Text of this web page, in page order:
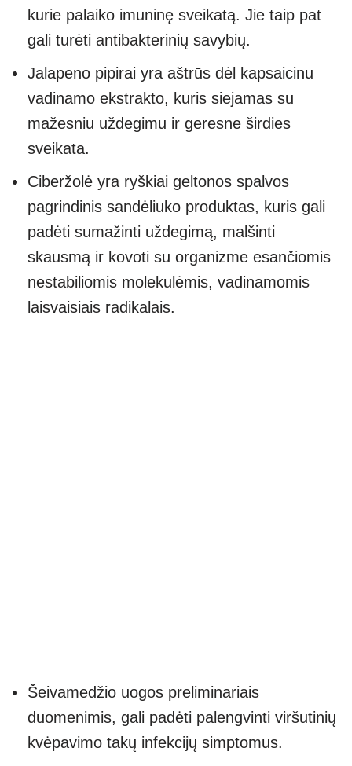
kurie palaiko imuninę sveikatą. Jie taip pat
gali turėti antibakterinių savybių.
Jalapeno pipirai yra aštrūs dėl kapsaicinu
vadinamo ekstrakto, kuris siejamas su
mažesniu uždegimu ir geresne širdies
sveikata.
Ciberžolė yra ryškiai geltonos spalvos
pagrindinis sandėliuko produktas, kuris gali
padėti sumažinti uždegimą, malšinti
skausmą ir kovoti su organizme esančiomis
nestabiliomis molekulėmis, vadinamomis
laisvaisiais radikalais.
Šeivamedžio uogos preliminariais
duomenimis, gali padėti palengvinti viršutinių
kvėpavimo takų infekcijų simptomus.